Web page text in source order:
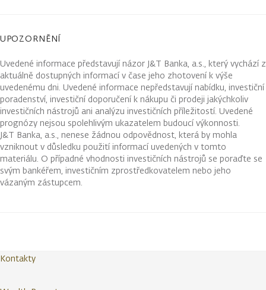
UPOZORNĚNÍ
Uvedené informace představují názor J&T Banka, a.s., který vychází z
aktuálně dostupných informací v čase jeho zhotovení k výše
uvedenému dni. Uvedené informace nepředstavují nabídku, investiční
poradenství, investiční doporučení k nákupu či prodeji jakýchkoliv
investičních nástrojů ani analýzu investičních příležitostí. Uvedené
prognózy nejsou spolehlivým ukazatelem budoucí výkonnosti.
J&T Banka, a.s., nenese žádnou odpovědnost, která by mohla
vzniknout v důsledku použití informací uvedených v tomto
materiálu. O případné vhodnosti investičních nástrojů se poraďte se
svým bankéřem, investičním zprostředkovatelem nebo jeho
vázaným zástupcem.
Kontakty